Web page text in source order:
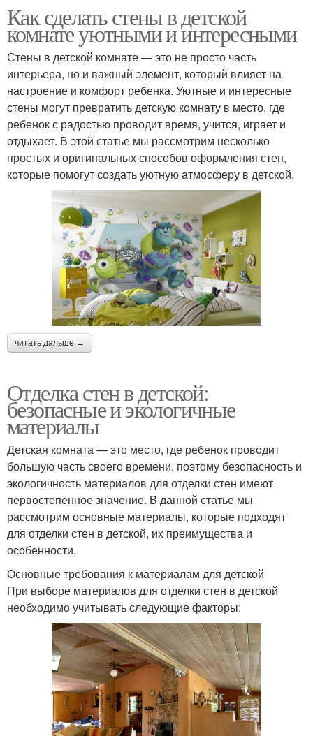
Как сделать стены в детской
комнате уютными и интересными
Стены в детской комнате — это не просто часть
интерьера, но и важный элемент, который влияет на
настроение и комфорт ребенка. Уютные и интересные
стены могут превратить детскую комнату в место, где
ребенок с радостью проводит время, учится, играет и
отдыхает. В этой статье мы рассмотрим несколько
простых и оригинальных способов оформления стен,
которые помогут создать уютную атмосферу в детской.
читать дальше →
Отделка стен в детской:
безопасные и экологичные
материалы
Детская комната — это место, где ребенок проводит
большую часть своего времени, поэтому безопасность и
экологичность материалов для отделки стен имеют
первостепенное значение. В данной статье мы
рассмотрим основные материалы, которые подходят
для отделки стен в детской, их преимущества и
особенности.
Основные требования к материалам для детской
При выборе материалов для отделки стен в детской
необходимо учитывать следующие факторы: